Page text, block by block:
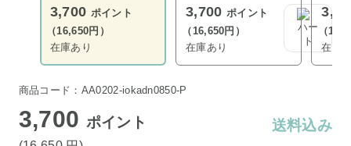
3,700 ポイント
（16,650円）
在庫あり
3,700 ポイント
（16,650円）
在庫あり
（
在庫
商品コード：AA0202-iokadn0850-P
3,700 ポイント 送料込み